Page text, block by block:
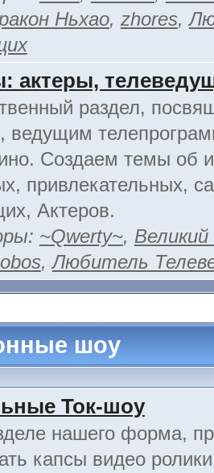
Ньхао, zhores,
актеры,
раздел,
ведущим
Создаем темы об
привлекательных,
Актеров.
~Qwerty~, Великий
,Любитель
шоу
Ток-шоу
нашего форма,
капсы видео